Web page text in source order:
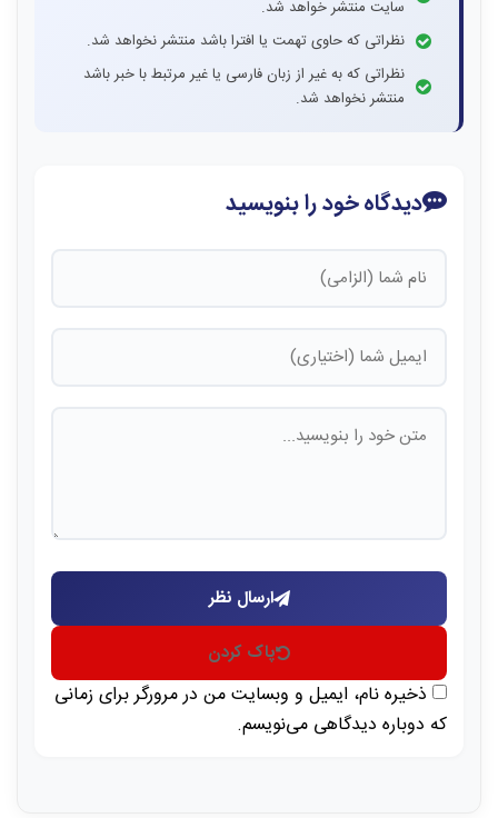
سایت منتشر خواهد شد.
نظراتی که حاوی تهمت یا افترا باشد منتشر نخواهد شد.
نظراتی که به غیر از زبان فارسی یا غیر مرتبط با خبر باشد
منتشر نخواهد شد.
دیدگاه خود را بنویسید
ارسال نظر
پاک کردن
ذخیره نام، ایمیل و وبسایت من در مرورگر برای زمانی
که دوباره دیدگاهی می‌نویسم.